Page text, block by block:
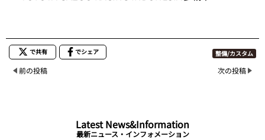
で共有 でシェア 整備/カスタム
前の投稿 次の投稿
Latest News&Information
最新ニュース・インフォメーション